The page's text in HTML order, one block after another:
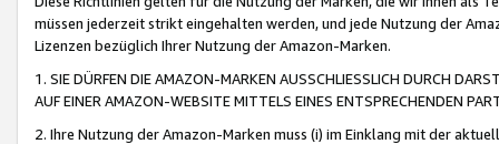
müssen jederzeit strikt eingehalten werden, und jede Nutzung der
Lizenzen bezüglich Ihrer Nutzung der Amazon-Marken.
1. SIE DÜRFEN DIE AMAZON-MARKEN AUSSCHLIESSLICH DURCH
AUF EINER AMAZON-WEBSITE MITTELS EINES ENTSPRECHENDEN
2. Ihre Nutzung der Amazon-Marken muss (i) im Einklang mit der